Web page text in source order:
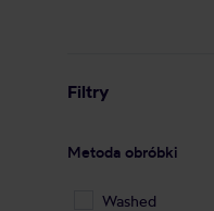
Filtry
Metoda obróbki
Washed